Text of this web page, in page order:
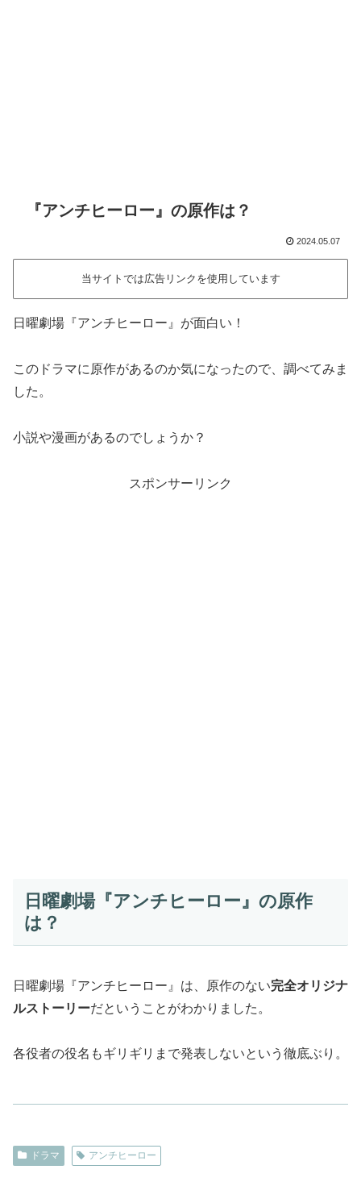
『アンチヒーロー』の原作は？
2024.05.07
当サイトでは広告リンクを使用しています
日曜劇場『アンチヒーロー』が面白い！
このドラマに原作があるのか気になったので、調べてみま
した。
小説や漫画があるのでしょうか？
スポンサーリンク
日曜劇場『アンチヒーロー』の原作
は？
日曜劇場『アンチヒーロー』は、原作のない完全オリジナ
ルストーリーだということがわかりました。
各役者の役名もギリギリまで発表しないという徹底ぶり。
ドラマ アンチヒーロー